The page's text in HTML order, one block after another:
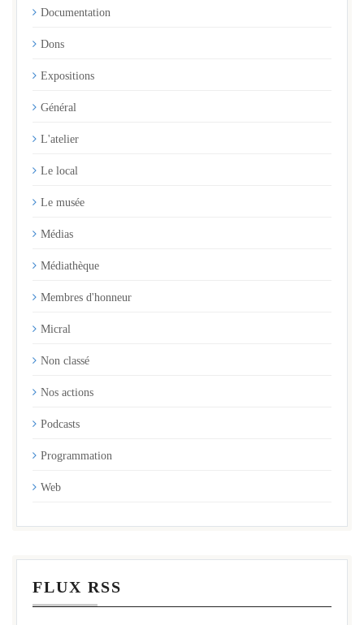
Documentation
Dons
Expositions
Général
L'atelier
Le local
Le musée
Médias
Médiathèque
Membres d'honneur
Micral
Non classé
Nos actions
Podcasts
Programmation
Web
FLUX RSS